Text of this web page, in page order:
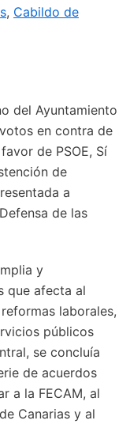
, Cabildo de
del Ayuntamiento
en contra de
de PSOE, Sí
de
a
de las
y
que afecta al
laborales,
públicos
se concluía
de acuerdos
a la FECAM, al
Canarias y al